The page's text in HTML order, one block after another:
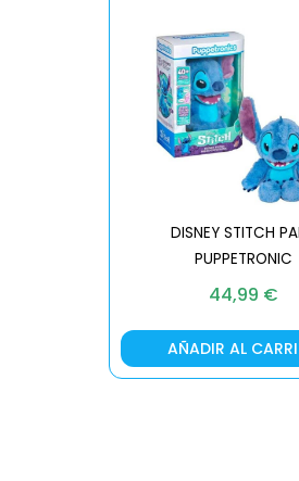
DISNEY STITCH
PUPPETRONIC
44,99 €
AÑADIR AL